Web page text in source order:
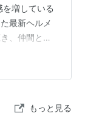
増している
最新ヘルメ
、仲間とイ
えるモデル
RPHA
スポーツツ
もっと見る